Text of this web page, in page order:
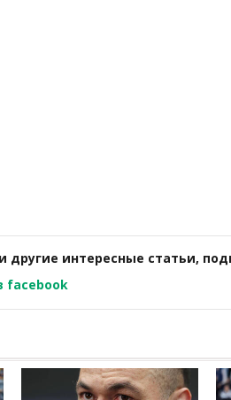
другие интересные статьи,
facebook